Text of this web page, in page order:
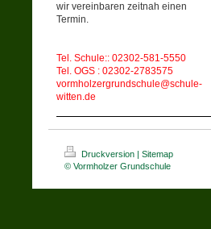
wir vereinbaren zeitnah einen
Termin.
Tel. Schule:: 02302-581-5550
Tel. OGS : 02302-2783575
vormholzergrundschule@schule-
witten.de
Druckversion | Sitemap
© Vormholzer Grundschule